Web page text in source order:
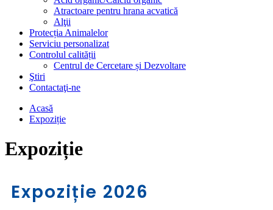
Atractoare pentru hrana acvatică
Alţii
Protecția Animalelor
Serviciu personalizat
Controlul calității
Centrul de Cercetare și Dezvoltare
Ştiri
Contactaţi-ne
Acasă
Expoziție
Expoziție
Expoziție 2026